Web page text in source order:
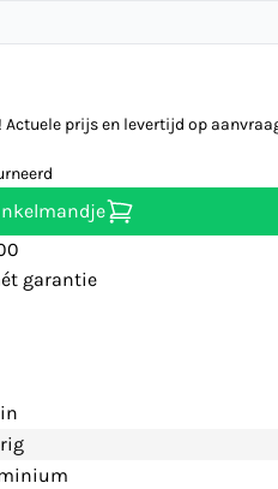
prijs en levertijd op
garantie